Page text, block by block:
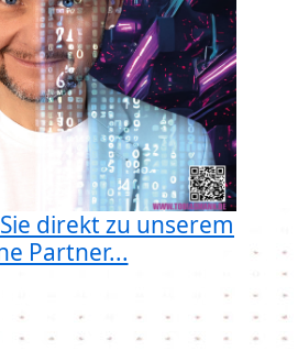
direkt zu unserem
Partner...